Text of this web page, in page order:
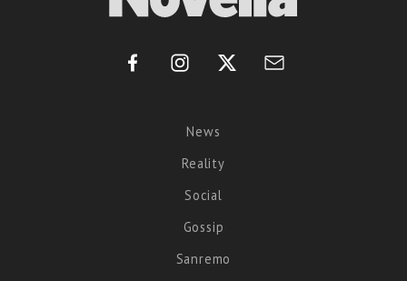
News
Reality
Social
Gossip
Sanremo